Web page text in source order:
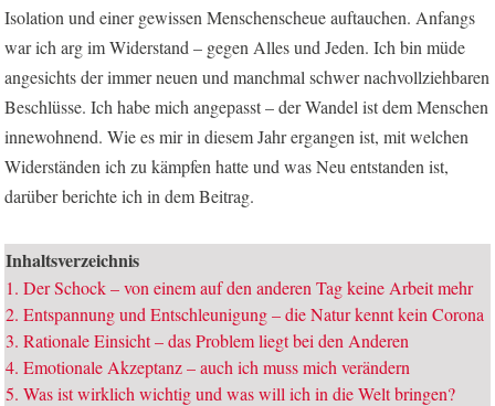
Isolation und einer gewissen Menschenscheue auftauchen. Anfangs
war ich arg im Widerstand – gegen Alles und Jeden. Ich bin müde
angesichts der immer neuen und manchmal schwer nachvollziehbaren
Beschlüsse. Ich habe mich angepasst – der Wandel ist dem Menschen
innewohnend. Wie es mir in diesem Jahr ergangen ist, mit welchen
Widerständen ich zu kämpfen hatte und was Neu entstanden ist,
darüber berichte ich in dem Beitrag.
Inhaltsverzeichnis
1. Der Schock – von einem auf den anderen Tag keine Arbeit mehr
2. Entspannung und Entschleunigung – die Natur kennt kein Corona
3. Rationale Einsicht – das Problem liegt bei den Anderen
4. Emotionale Akzeptanz – auch ich muss mich verändern
5. Was ist wirklich wichtig und was will ich in die Welt bringen?